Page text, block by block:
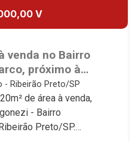
V
venda no Bairro
próximo à
- Ribeirão
- Ribeirão Preto/SP
de área à venda,
- Bairro
Preto/SP.